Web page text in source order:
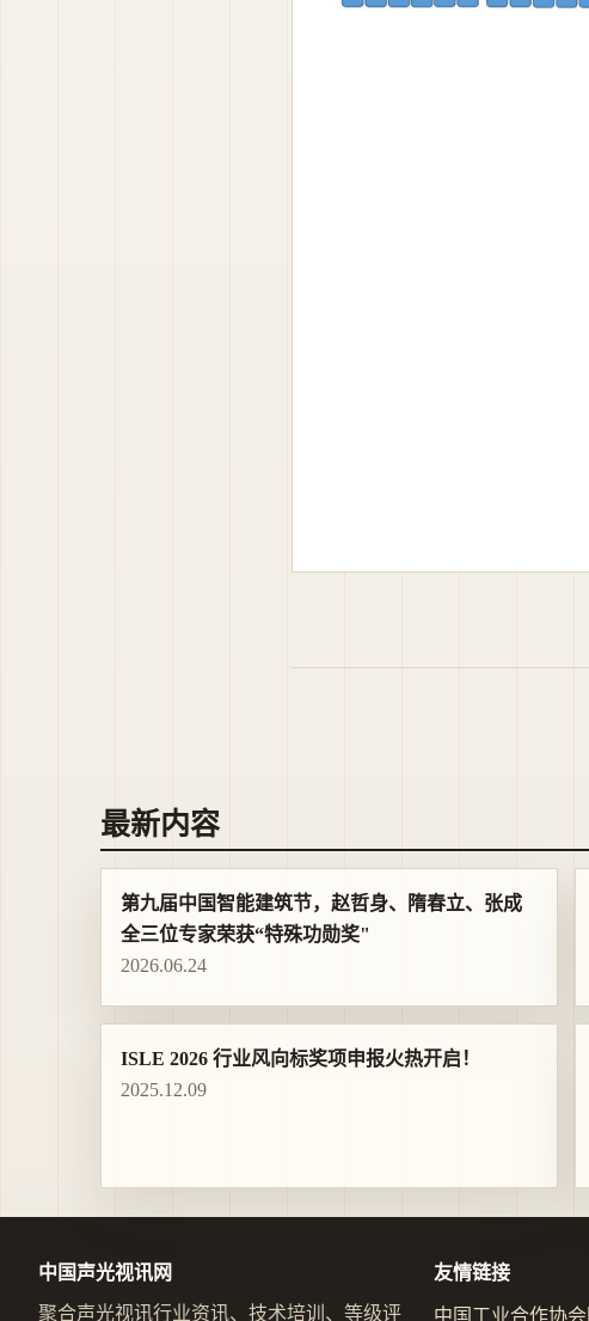
最新内容
第九届中国智能建筑节，赵哲身、隋春立、张成
全三位专家荣获“特殊功勋奖"
2026.06.24
ISLE 2026 行业风向标奖项申报火热开启！
2025.12.09
中国声光视讯网
聚合声光视讯行业资讯、技术培训、等级评
友情链接
中国工业合作协会